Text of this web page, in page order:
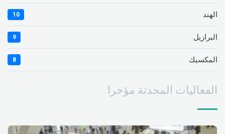
الهند 10
البرازيل 9
المكسيك 8
الفعاليات المحدثة مؤخرا